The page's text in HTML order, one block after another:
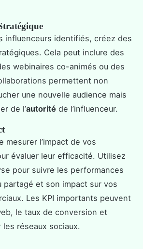
influenceurs identifiés, créez des
Cela peut inclure des
webinaires co-animés ou des
permettent non
une nouvelle audience mais
de l’autorité de l’influenceur.
mesurer l’impact de vos
évaluer leur efficacité. Utilisez
pour suivre les performances
partagé et son impact sur vos
Les KPI importants peuvent
le taux de conversion et
les réseaux sociaux.